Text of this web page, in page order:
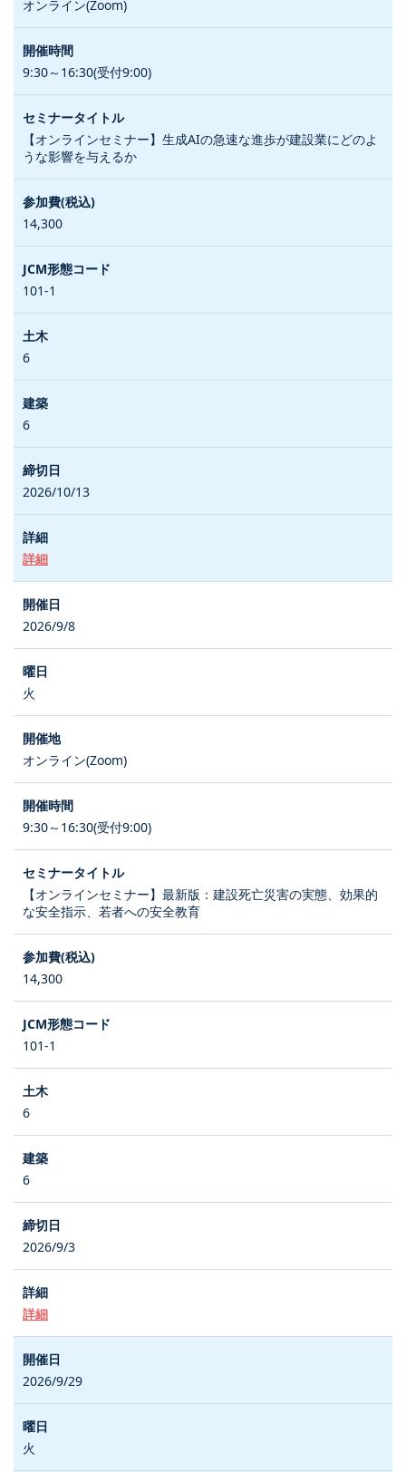
オンライン(Zoom)
9:30～16:30(受付9:00)
【オンラインセミナー】生成AIの急速な進歩が建設業にどのよ
うな影響を与えるか
14,300
101-1
6
6
2026/10/13
詳細
2026/9/8
火
オンライン(Zoom)
9:30～16:30(受付9:00)
【オンラインセミナー】最新版：建設死亡災害の実態、効果的
な安全指示、若者への安全教育
14,300
101-1
6
6
2026/9/3
詳細
2026/9/29
火